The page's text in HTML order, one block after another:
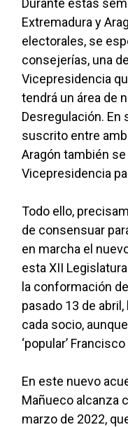
Durante estas
Extremadura y
electorales, se
consejerías, una
Vicepresidencia
tendrá un área de
Desregulación.
suscrito entre
Aragón también
Vicepresidencia
Todo ello,
de consensuar
en marcha el
esta XII
la conformación
pasado 13 de
cada socio,
‘popular’
En este nuevo
Mañueco alcanza
marzo de 2022,